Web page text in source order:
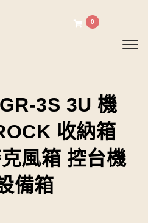
0
3S 3U 機
收納箱
風箱 控台機
備箱